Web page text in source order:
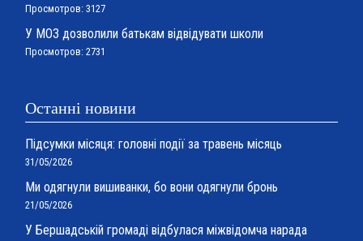
Просмотров: 3127
У МОЗ дозволили батькам відвідувати школи
Просмотров: 2731
Останні новини
Підсумки місяця: головні події за травень місяць
31/05/2026
Ми одягнули вишиванки, бо вони одягнули бронь
21/05/2026
У Бершадській громаді відбулася міжвідомча нарада